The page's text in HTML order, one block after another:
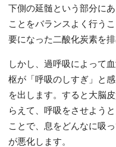
下側の延髄という部分に
ことをバランスよく行う
要になった二酸化炭素を排
しかし、過呼吸によって
枢が「呼吸のしすぎ」と
を出します。すると大脳
らえて、呼吸をさせよう
ことで、息をどんなに吸
が悪化します。